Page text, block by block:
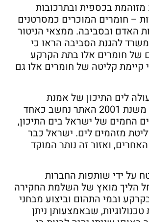
בכספית ובתרכובות
– חומרים המוכרים כמסרטנים
האדם ובסביבה. ממצאי הניטור
להגנת הסביבה הראו כי
של חומרים אלו בתת הקרקע
קיימת קליטה של חומרים אלו גם
לים התיכון של אמנת
ברצלונה, בסקר משנת 2001 האתר נחשב כאחד
החמים של ישראל בים התיכון,
מזהמים לים. ישראל כבר
ואזור זה נותר המוקד
על ידי שותפות החברות
הליך מואץ של השלמת החקירה
ובמי התהום וביצוע מבחני
טכנולוגיות, שבאמצעותן ניתן